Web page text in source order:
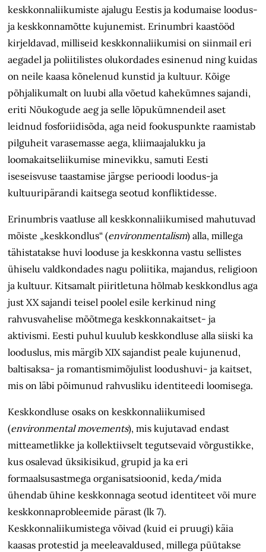
keskkonnaliikumiste ajalugu Eestis ja kodumaise loodus-
ja keskkonnamõtte kujunemist. Erinumbri kaastööd
kirjeldavad, milliseid keskkonnaliikumisi on siinmail eri
aegadel ja poliitilistes olukordades esinenud ning kuidas
on neile kaasa kõnelenud kunstid ja kultuur. Kõige
põhjalikumalt on luubi alla võetud kahekümnes sajandi,
eriti Nõukogude aeg ja selle lõpukümnendeil aset
leidnud fosforiidisõda, aga neid fookuspunkte raamistab
pilguheit varasemasse aega, kliimaajalukku ja
loomakaitseliikumise minevikku, samuti Eesti
iseseisvuse taastamise järgse perioodi loodus-ja
kultuuripärandi kaitsega seotud konfliktidesse.
Erinumbris vaatluse all keskkonnaliikumised mahutuvad
mõiste „keskkondlus“ (environmentalism) alla, millega
tähistatakse huvi looduse ja keskkonna vastu sellistes
ühiselu valdkondades nagu poliitika, majandus, religioon
ja kultuur. Kitsamalt piiritletuna hõlmab keskkondlus aga
just XX sajandi teisel poolel esile kerkinud ning
rahvusvahelise mõõtmega keskkonnakaitset- ja
aktivismi. Eesti puhul kuulub keskkondluse alla siiski ka
looduslus, mis märgib XIX sajandist peale kujunenud,
baltisaksa- ja romantismimõjulist loodushuvi- ja kaitset,
mis on läbi põimunud rahvusliku identiteedi loomisega.
Keskkondluse osaks on keskkonnaliikumised
(environmental movements), mis kujutavad endast
mitteametlikke ja kollektiivselt tegutsevaid võrgustikke,
kus osalevad üksikisikud, grupid ja ka eri
formaalsusastmega organisatsioonid, keda/mida
ühendab ühine keskkonnaga seotud identiteet või mure
keskkonnaprobleemide pärast (lk 7).
Keskkonnaliikumistega võivad (kuid ei pruugi) käia
kaasas protestid ja meeleavaldused, millega püütakse